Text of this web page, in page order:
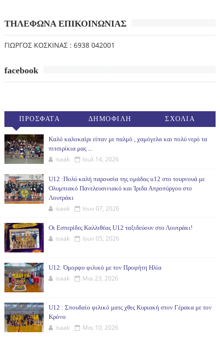
ΤΗΛΕΦΩΝΑ ΕΠΙΚΟΙΝΩΝΙΑΣ
ΓΙΩΡΓΟΣ ΚΟΣΚΙΝΑΣ : 6938 042001
facebook
ΠΡΟΣΦΑΤΑ ΔΗΜΟΦΙΛΗ ΣΧΟΛΙΑ
Καλό καλοκαίρι είπαν με παλμό , χαμόγελα και πολύ νερό τα
πιτσιρίκια μας ...
isaak Ιουλ 14, 2026
U12 :Πολύ καλή παρουσία της ομάδας u12 στο τουρνουά με
Ολυμπιακό Πανελευσινιακό και Ίριδα Απροπύργου στο
Λουτράκι
isaak Ιουν 07, 2026
Οι Εσπερίδες Καλλιθέας U12 ταξιδεύουν στο Λουτράκι!
isaak Ιουν 05, 2026
U12: Όμορφο φιλικό με τον Προφήτη Ηλία
isaak Μαι 23, 2026
U12 : Σπουδαίο φιλικό ματς χθες Κυριακή στον Γέρακα με τον
Κρόνο
isaak Μαι 10, 2026